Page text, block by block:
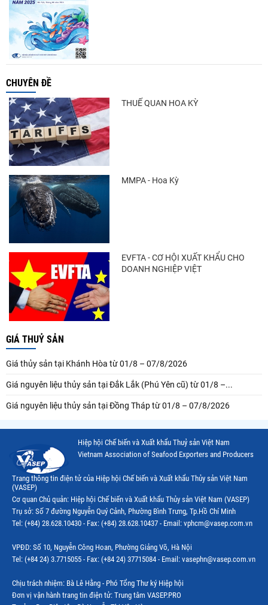
CHUYÊN ĐỀ
THUẾ QUAN HOA KỲ
MMPA - Hoa Kỳ
EVFTA - CƠ HỘI XUẤT KHẨU CHO
DOANH NGHIỆP VIỆT
GIÁ THUỶ SẢN
Giá thủy sản tại Khánh Hòa từ 01/8 – 07/8/2026
Giá nguyên liệu thủy sản tại Đắk Lắk (Phú Yên cũ) từ 01/8 –...
Giá nguyên liệu thủy sản tại Đồng Tháp từ 01/8 – 07/8/2026
Hiệp hội Chế biến và Xuất khẩu Thuỷ sản Việt Nam
Vietnam Association of Seafood Exporters and Producers
Trang thông tin điện tử của Hiệp hội Chế biến và Xuất khẩu Thủy sản Việt Nam
(VASEP)
Cơ quan Chủ quản: Hiệp hội Chế biến và Xuất khẩu Thủy sản Việt Nam (VASEP)
Trụ sở: Số 7 đường Nguyễn Quý Cảnh, Phường Bình Trưng, Tp.Hồ Chí Minh
Tel: (+84) 28.628.10430 - Fax: (+84) 28.628.10437 - Email: vphcm@vasep.com.vn
VPĐD: Số 10, Nguyễn Công Hoan, Phường Giảng Võ, Hà Nội
Tel: (+84 24) 3.7715055 - Fax: (+84 24) 37715084 - Email: vasephn@vasep.com.vn
Chịu trách nhiệm: Bà Lê Hằng - Phó Tổng Thư ký Hiệp hội
Đơn vị vận hành trang tin điện tử: Trung tâm VASEP.PRO